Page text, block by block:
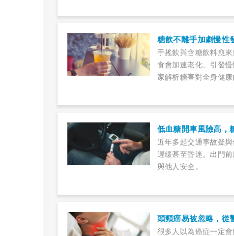
糖飲不離手加劇慢性
手搖飲與含糖飲料愈
食會加速老化、引發
家解析糖害對全身健
低血糖開車風險高，
近年多起交通事故疑
遲緩甚至昏迷。出門
與他人安全。
頭頸癌易被忽略，從
很多人以為癌症一定